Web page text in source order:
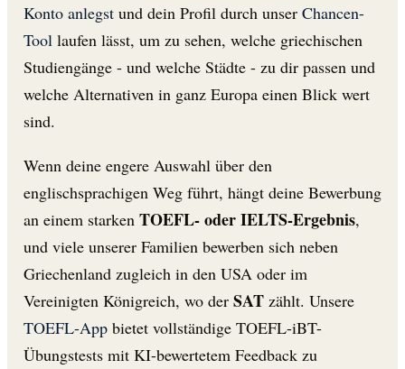
Konto anlegst und dein Profil durch unser Chancen-
Tool laufen lässt, um zu sehen, welche griechischen
Studiengänge - und welche Städte - zu dir passen und
welche Alternativen in ganz Europa einen Blick wert
sind.
Wenn deine engere Auswahl über den
englischsprachigen Weg führt, hängt deine Bewerbung
an einem starken TOEFL- oder IELTS-Ergebnis,
und viele unserer Familien bewerben sich neben
Griechenland zugleich in den USA oder im
Vereinigten Königreich, wo der SAT zählt. Unsere
TOEFL-App bietet vollständige TOEFL-iBT-
Übungstests mit KI-bewertetem Feedback zu